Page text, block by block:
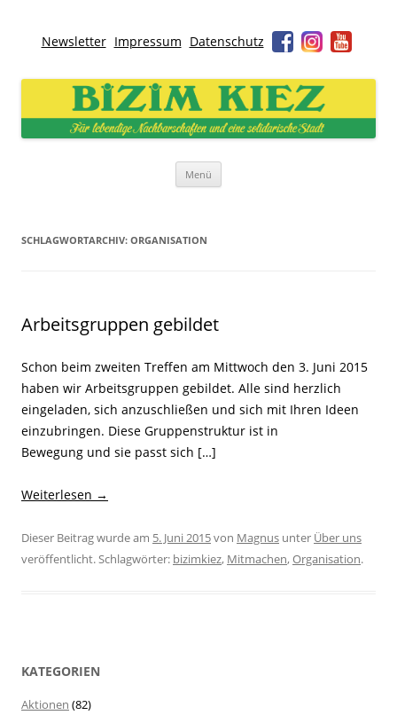
Newsletter Impressum Datenschutz
Bizim Kiez – Unser Kiez
Für lebendige Nachbarschaften und eine solidarische Stadt
Menü
SCHLAGWORTARCHIV: ORGANISATION
Arbeitsgruppen gebildet
Schon beim zweiten Treffen am Mittwoch den 3. Juni 2015
haben wir Arbeitsgruppen gebildet. Alle sind herzlich
eingeladen, sich anzuschließen und sich mit Ihren Ideen
einzubringen. Diese Gruppenstruktur ist in
Bewegung und sie passt sich […]
Weiterlesen →
Dieser Beitrag wurde am 5. Juni 2015von Magnus unter Über uns
veröffentlicht. Schlagwörter: bizimkiez, Mitmachen,Organisation.
KATEGORIEN
Aktionen (82)